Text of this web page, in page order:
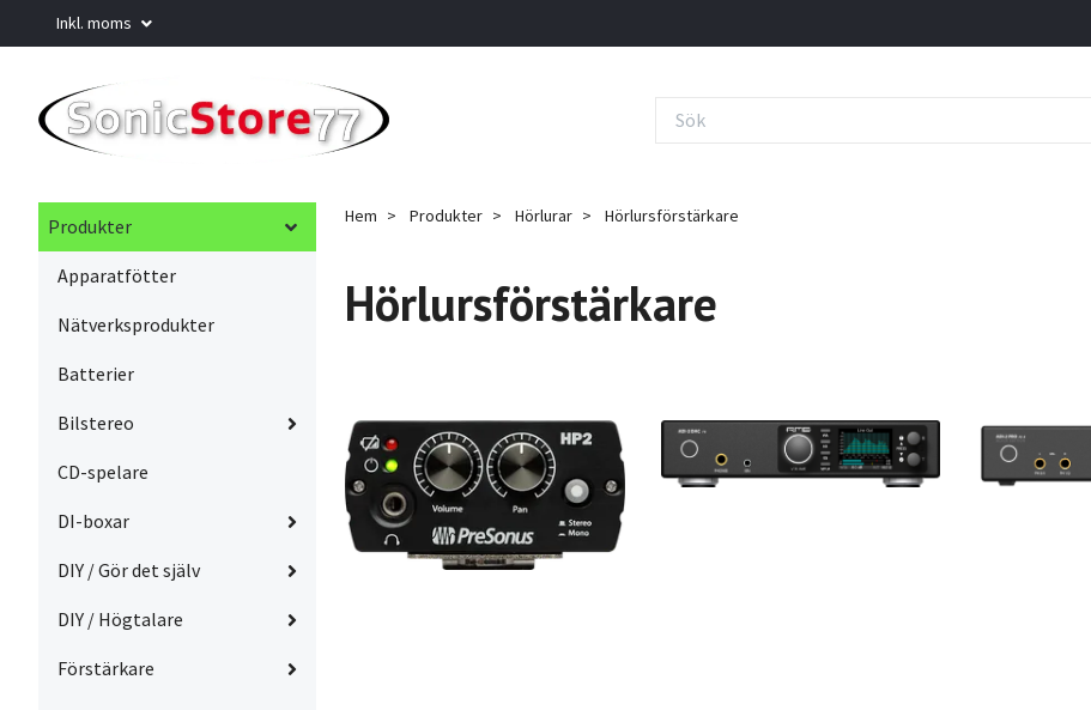
Inkl. moms
Produkter
Apparatfötter
Nätverksprodukter
Batterier
Bilstereo
CD-spelare
DI-boxar
DIY / Gör det själv
DIY / Högtalare
Förstärkare
Hem Produkter Hörlurar Hörlursförstärkare
Hörlursförstärkare